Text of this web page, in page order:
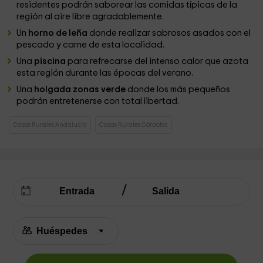
residentes podrán saborear las comidas típicas de la
región al aire libre agradablemente.
Un horno de leña donde realizar sabrosos asados con el
pescado y carne de esta localidad.
Una piscina para refrecarse del intenso calor que azota
esta región durante las épocas del verano.
Una holgada zonas verde donde los más pequeños
podrán entretenerse con total libertad.
Casas Rurales Andalucía Casas Rurales Córdoba